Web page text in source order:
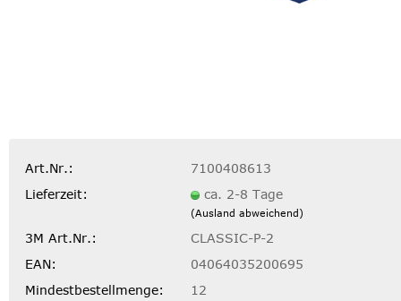
Art.Nr.:
7100408613
Lieferzeit:
ca. 2-8 Tage
(Ausland abweichend)
3M Art.Nr.:
CLASSIC-P-2
EAN:
04064035200695
Mindestbestellmenge:
12